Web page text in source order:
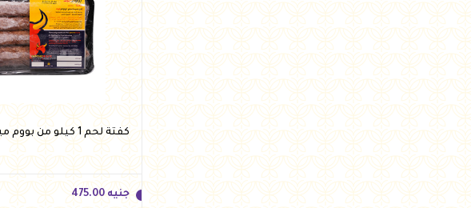
جنيه 235.00
أضف للسلة
كفتة لحم 1 كيلو من بووم ميت
جنيه 475.00